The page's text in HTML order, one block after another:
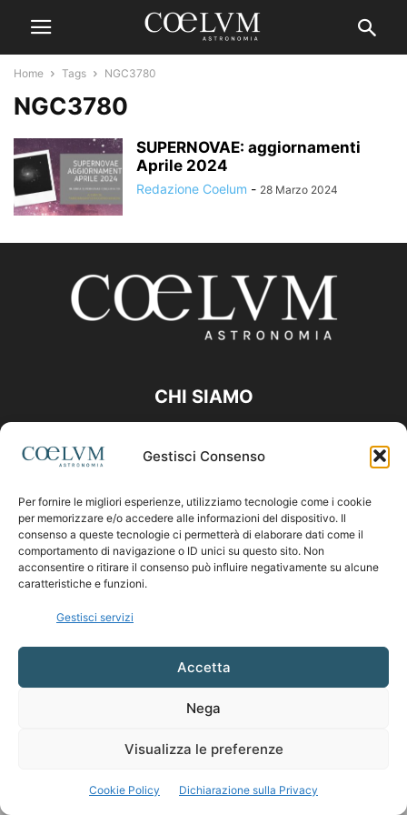
Gestisci Consenso
Per fornire le migliori esperienze, utilizziamo tecnologie come i cookie
per memorizzare e/o accedere alle informazioni del dispositivo. Il
consenso a queste tecnologie ci permetterà di elaborare dati come il
comportamento di navigazione o ID unici su questo sito. Non
acconsentire o ritirare il consenso può influire negativamente su alcune
caratteristiche e funzioni.
Gestisci servizi
Accetta
Nega
Visualizza le preferenze
Cookie Policy Dichiarazione sulla Privacy
Home Tags NGC3780
NGC3780
SUPERNOVAE: aggiornamenti
Aprile 2024
Redazione Coelum - 28 Marzo 2024
CHI SIAMO
Contattaci:coelumastro@coelum.com
SEGUICI